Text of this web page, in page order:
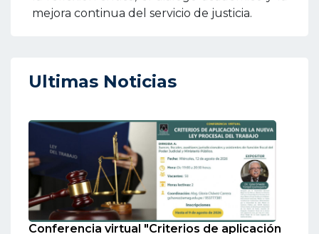
mejora continua del servicio de justicia.
Ultimas Noticias
Conferencia virtual "Criterios de aplicación